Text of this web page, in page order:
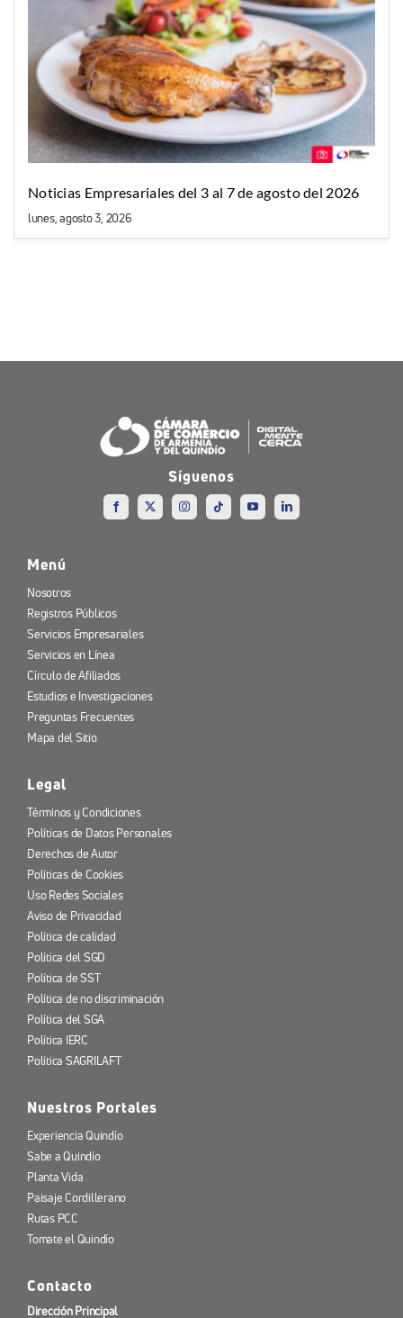
Noticias Empresariales del 3 al 7 de agosto del 2026
lunes, agosto 3, 2026
Síguenos
Menú
Nosotros
Registros Públicos
Servicios Empresariales
Servicios en Línea
Círculo de Afiliados
Estudios e Investigaciones
Preguntas Frecuentes
Mapa del Sitio
Legal
Términos y Condiciones
Políticas de Datos Personales
Derechos de Autor
Políticas de Cookies
Uso Redes Sociales
Aviso de Privacidad
Política de calidad
Política del SGD
Política de SST
Política de no discriminación
Política del SGA
Política IERC
Política SAGRILAFT
Nuestros Portales
Experiencia Quindío
Sabe a Quindío
Planta Vida
Paisaje Cordillerano
Rutas PCC
Tomate el Quindío
Contacto
Dirección Principal